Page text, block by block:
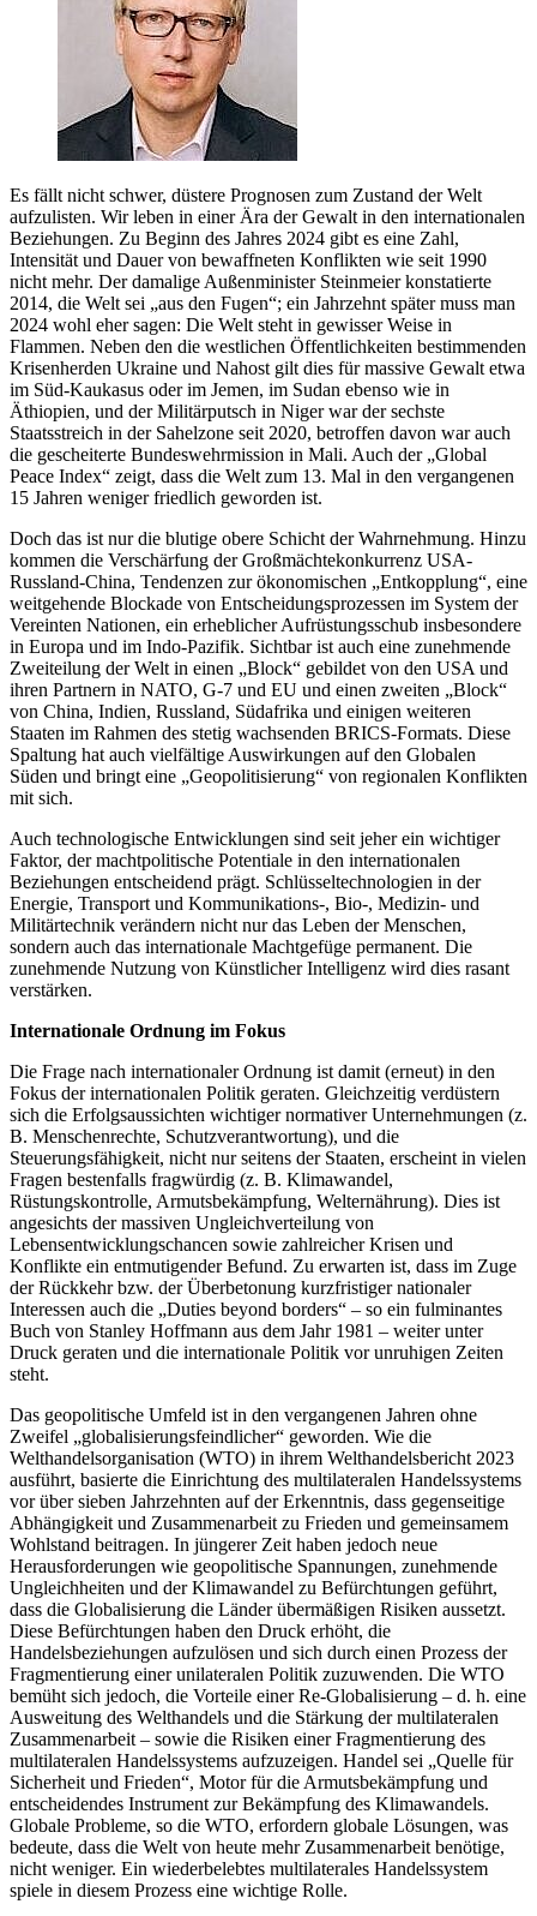
Es fällt nicht schwer, düstere Prognosen zum Zustand der Welt
aufzulisten. Wir leben in einer Ära der Gewalt in den internationalen
Beziehungen. Zu Beginn des Jahres 2024 gibt es eine Zahl,
Intensität und Dauer von bewaffneten Konflikten wie seit 1990
nicht mehr. Der damalige Außenminister Steinmeier konstatierte
2014, die Welt sei „aus den Fugen“; ein Jahrzehnt später muss man
2024 wohl eher sagen: Die Welt steht in gewisser Weise in
Flammen. Neben den die westlichen Öffentlichkeiten bestimmenden
Krisenherden Ukraine und Nahost gilt dies für massive Gewalt etwa
im Süd-Kaukasus oder im Jemen, im Sudan ebenso wie in
Äthiopien, und der Militärputsch in Niger war der sechste
Staatsstreich in der Sahelzone seit 2020, betroffen davon war auch
die gescheiterte Bundeswehrmission in Mali. Auch der „Global
Peace Index“ zeigt, dass die Welt zum 13. Mal in den vergangenen
15 Jahren weniger friedlich geworden ist.
Doch das ist nur die blutige obere Schicht der Wahrnehmung. Hinzu
kommen die Verschärfung der Großmächtekonkurrenz USA-
Russland-China, Tendenzen zur ökonomischen „Entkopplung“, eine
weitgehende Blockade von Entscheidungsprozessen im System der
Vereinten Nationen, ein erheblicher Aufrüstungsschub insbesondere
in Europa und im Indo-Pazifik. Sichtbar ist auch eine zunehmende
Zweiteilung der Welt in einen „Block“ gebildet von den USA und
ihren Partnern in NATO, G-7 und EU und einen zweiten „Block“
von China, Indien, Russland, Südafrika und einigen weiteren
Staaten im Rahmen des stetig wachsenden BRICS-Formats. Diese
Spaltung hat auch vielfältige Auswirkungen auf den Globalen
Süden und bringt eine „Geopolitisierung“ von regionalen Konflikten
mit sich.
Auch technologische Entwicklungen sind seit jeher ein wichtiger
Faktor, der machtpolitische Potentiale in den internationalen
Beziehungen entscheidend prägt. Schlüsseltechnologien in der
Energie, Transport und Kommunikations-, Bio-, Medizin- und
Militärtechnik verändern nicht nur das Leben der Menschen,
sondern auch das internationale Machtgefüge permanent. Die
zunehmende Nutzung von Künstlicher Intelligenz wird dies rasant
verstärken.
Internationale Ordnung im Fokus
Die Frage nach internationaler Ordnung ist damit (erneut) in den
Fokus der internationalen Politik geraten. Gleichzeitig verdüstern
sich die Erfolgsaussichten wichtiger normativer Unternehmungen (z.
B. Menschenrechte, Schutzverantwortung), und die
Steuerungsfähigkeit, nicht nur seitens der Staaten, erscheint in vielen
Fragen bestenfalls fragwürdig (z. B. Klimawandel,
Rüstungskontrolle, Armutsbekämpfung, Welternährung). Dies ist
angesichts der massiven Ungleichverteilung von
Lebensentwicklungschancen sowie zahlreicher Krisen und
Konflikte ein entmutigender Befund. Zu erwarten ist, dass im Zuge
der Rückkehr bzw. der Überbetonung kurzfristiger nationaler
Interessen auch die „Duties beyond borders“ – so ein fulminantes
Buch von Stanley Hoffmann aus dem Jahr 1981 – weiter unter
Druck geraten und die internationale Politik vor unruhigen Zeiten
steht.
Das geopolitische Umfeld ist in den vergangenen Jahren ohne
Zweifel „globalisierungsfeindlicher“ geworden. Wie die
Welthandelsorganisation (WTO) in ihrem Welthandelsbericht 2023
ausführt, basierte die Einrichtung des multilateralen Handelssystems
vor über sieben Jahrzehnten auf der Erkenntnis, dass gegenseitige
Abhängigkeit und Zusammenarbeit zu Frieden und gemeinsamem
Wohlstand beitragen. In jüngerer Zeit haben jedoch neue
Herausforderungen wie geopolitische Spannungen, zunehmende
Ungleichheiten und der Klimawandel zu Befürchtungen geführt,
dass die Globalisierung die Länder übermäßigen Risiken aussetzt.
Diese Befürchtungen haben den Druck erhöht, die
Handelsbeziehungen aufzulösen und sich durch einen Prozess der
Fragmentierung einer unilateralen Politik zuzuwenden. Die WTO
bemüht sich jedoch, die Vorteile einer Re-Globalisierung – d. h. eine
Ausweitung des Welthandels und die Stärkung der multilateralen
Zusammenarbeit – sowie die Risiken einer Fragmentierung des
multilateralen Handelssystems aufzuzeigen. Handel sei „Quelle für
Sicherheit und Frieden“, Motor für die Armutsbekämpfung und
entscheidendes Instrument zur Bekämpfung des Klimawandels.
Globale Probleme, so die WTO, erfordern globale Lösungen, was
bedeute, dass die Welt von heute mehr Zusammenarbeit benötige,
nicht weniger. Ein wiederbelebtes multilaterales Handelssystem
spiele in diesem Prozess eine wichtige Rolle.